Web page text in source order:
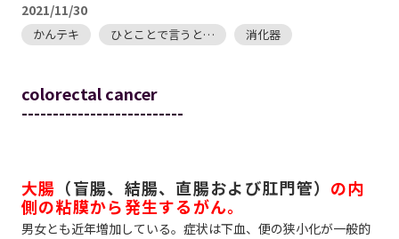
2021/11/30
かんテキ ひとことで言うと… 消化器
colorectal cancer
--------------------------
大腸 （盲腸、結腸、直腸および肛門管） の内
側の粘膜から発生するがん。
男女とも近年増加している。症状は下血、便の狭小化が一般的